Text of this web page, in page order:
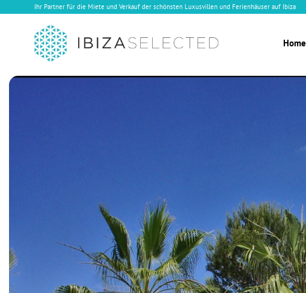
Ihr Partner für die Miete und Verkauf der schönsten Luxusvillen und Ferienhäuser auf Ibiza
Home